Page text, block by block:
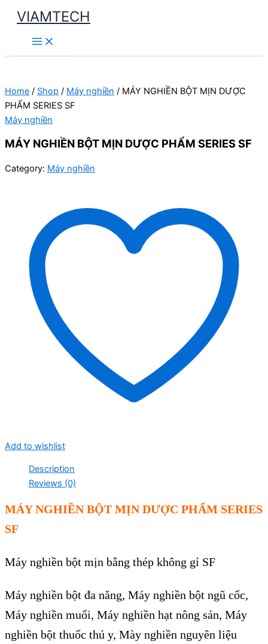
Skip
content
VIAMTECH
Main
Menu
Home / Shop / Máy nghiền / MÁY NGHIỀN BỘT MỊN DƯỢC
PHẨM SERIES SF
Máy nghiền
MÁY NGHIỀN BỘT MỊN DƯỢC PHẨM SERIES SF
Category: Máy nghiền
Add to wishlist
Description
Reviews (0)
MÁY NGHIỀN BỘT MỊN DƯỢC PHẨM SERIES
SF
Máy nghiền bột mịn bằng thép không gỉ SF
Máy nghiền bột đa năng, Máy nghiền bột ngũ cốc,
Máy nghiền muối, Máy nghiền hạt nông sản, Máy
nghiền bột thuốc thú y, Mày nghiền nguyên liệu